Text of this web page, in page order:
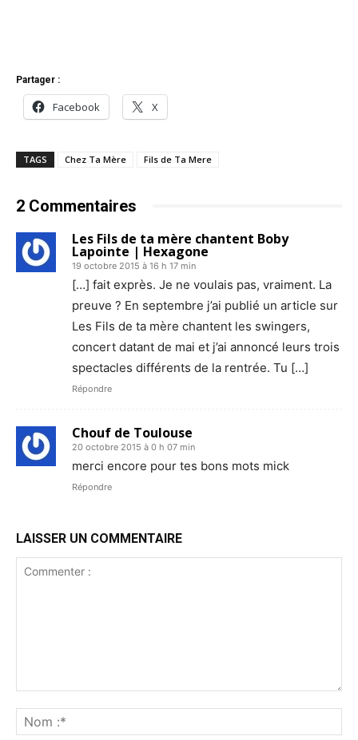
Partager :
Facebook X
TAGS Chez Ta Mère Fils de Ta Mere
2 Commentaires
Les Fils de ta mère chantent Boby
Lapointe | Hexagone
19 octobre 2015 à 16 h 17 min
[…] fait exprès. Je ne voulais pas, vraiment. La
preuve ? En septembre j’ai publié un article sur
Les Fils de ta mère chantent les swingers,
concert datant de mai et j’ai annoncé leurs trois
spectacles différents de la rentrée. Tu […]
Répondre
Chouf de Toulouse
20 octobre 2015 à 0 h 07 min
merci encore pour tes bons mots mick
Répondre
LAISSER UN COMMENTAIRE